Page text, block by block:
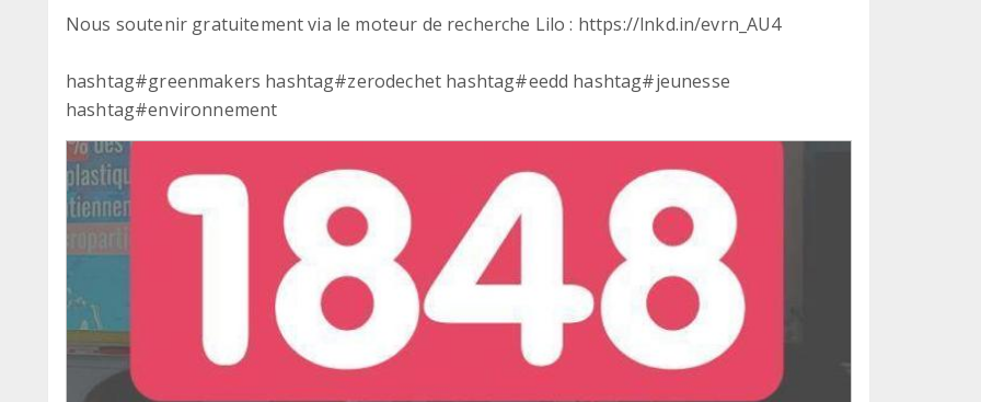
Nous soutenir gratuitement via le moteur de recherche Lilo : https://lnkd.in/evrn_AU4
hashtag#greenmakers hashtag#zerodechet hashtag#eedd hashtag#jeunesse
hashtag#environnement